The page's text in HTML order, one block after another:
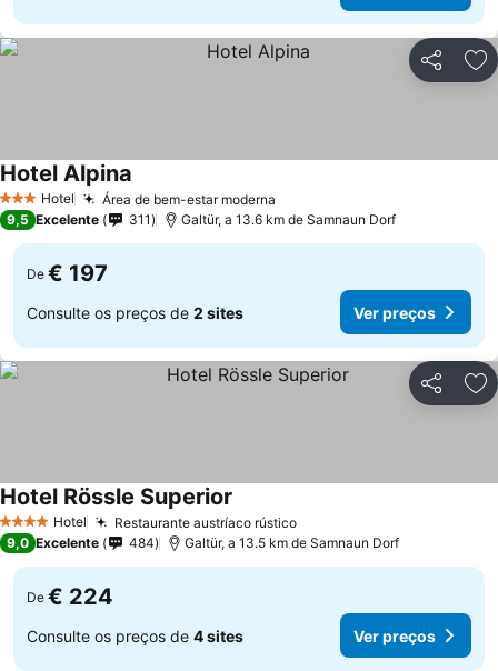
Partilhar
3 EstrelasHotel Área de bem-estar moderna
Hotel Alpina
9,5 Excelente 311 Galtür, a 13.6 km de Samnaun Dorf
De € 197
Consulte os preços de 2 sites Ver preços
Partilhar
4 EstrelasHotel Restaurante austríaco rústicoVer preços
Hotel Rössle Superior
9,0 Excelente 484 Galtür, a 13.5 km de Samnaun Dorf
De € 224
Consulte os preços de 4 sites Ver preços